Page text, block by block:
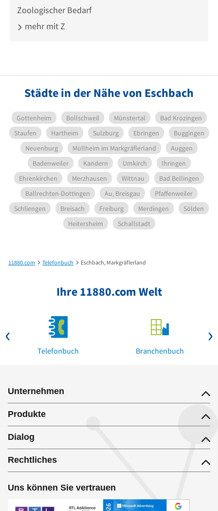
Zoologischer Bedarf
mehr mit Z
Städte in der Nähe von Eschbach
Gottenheim Bollschweil Münstertal
Bad Krozingen
Staufen
Hartheim Sulzburg Ebringen
Buggingen
Neuenburg
Müllheim im Markgräflerland
Auggen
Badenweiler
Kandern Umkirch
Ihringen
Ehrenkirchen
Merzhausen Wittnau
Bad Bellingen
Ballrechten-Dottingen
Au, Breisgau
Pfaffenweiler
Schliengen
Breisach Freiburg Merdingen
Sölden
Heitersheim
Schallstadt
11880.com Telefonbuch Eschbach, Markgräflerland
Ihre 11880.com Welt
Telefonbuch Branchenbuch
Unternehmen
Produkte
Dialog
Rechtliches
Uns können Sie vertrauen